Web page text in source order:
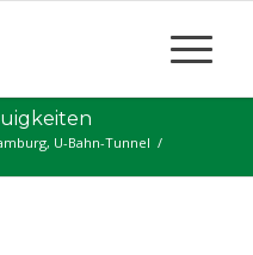
U-Bahn-Tunnel /